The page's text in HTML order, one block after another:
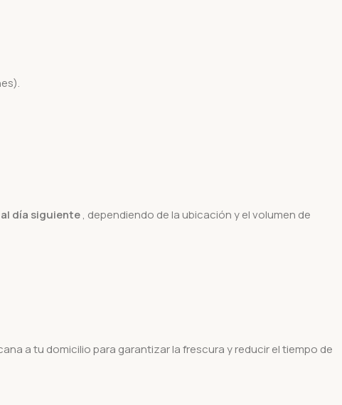
día siguiente, dependiendo de la ubicación y el volumen de
a tu domicilio para garantizar la frescura y reducir el tiempo de